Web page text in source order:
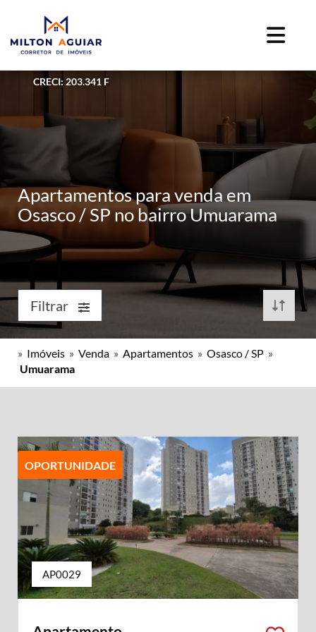
CRECI: 203.341 F
Apartamentos para venda em
Osasco / SP no bairro Umuarama
Filtrar
» Imóveis » Venda » Apartamentos » Osasco / SP »
Umuarama
OPORTUNIDADE
AP0029